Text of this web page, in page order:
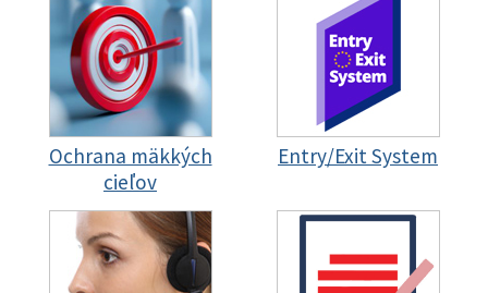
Ochrana mäkkých
cieľov
Entry/Exit System